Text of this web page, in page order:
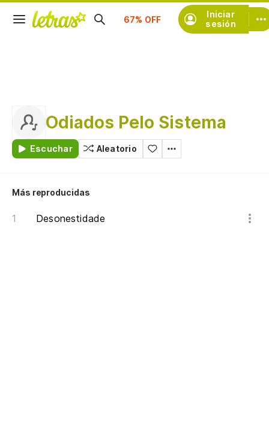
Iniciar
sesión
Suscríbete
Odiados Pelo Sistema
Escuchar Aleatorio
Más reproducidas
Desonestidade